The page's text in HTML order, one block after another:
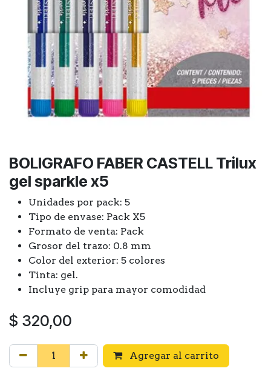
BOLIGRAFO FABER CASTELL Trilux
gel sparkle x5
Unidades por pack: 5
Tipo de envase: Pack X5
Formato de venta: Pack
Grosor del trazo: 0.8 mm
Color del exterior: 5 colores
Tinta: gel.
Incluye grip para mayor comodidad
$ 320,00
Agregar al carrito